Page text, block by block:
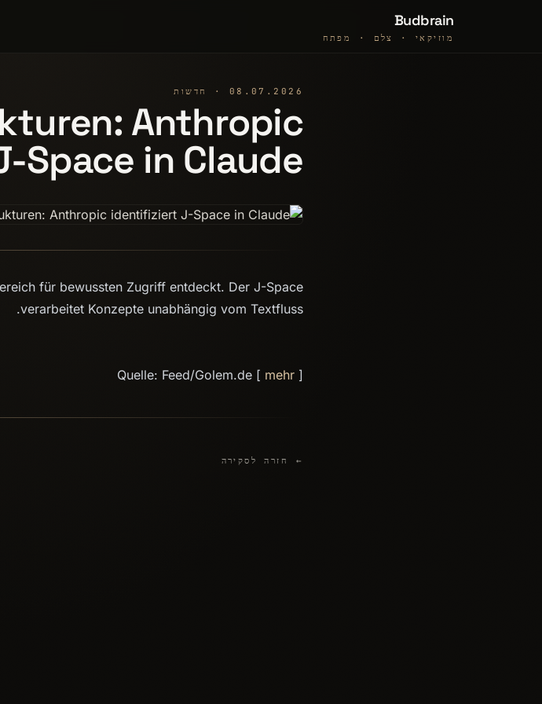
Budbrain
מוזיקאי · צלם · מפתח
08.07.2026 · חדשות
Anthropic
in Claude
für bewussten Zugriff entdeckt. Der J-Space
verarbeitet Konzepte unabhängig vom Textfluss.
Quelle: Feed/Golem.de [ mehr ]
← חזרה לסקירה